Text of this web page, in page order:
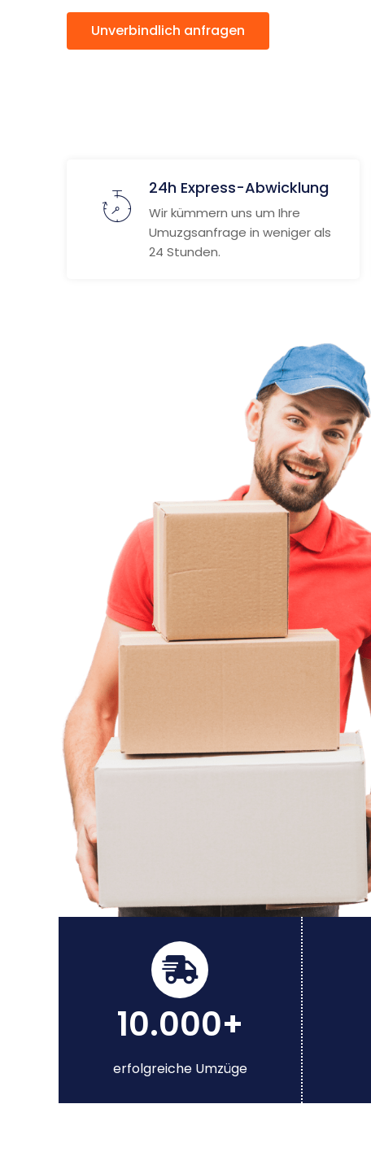
Unverbindlich anfragen
24h Express-Abwicklung
Wir kümmern uns um Ihre
Umuzgsanfrage in weniger als
24 Stunden.
10.000+
erfolgreiche Umzüge